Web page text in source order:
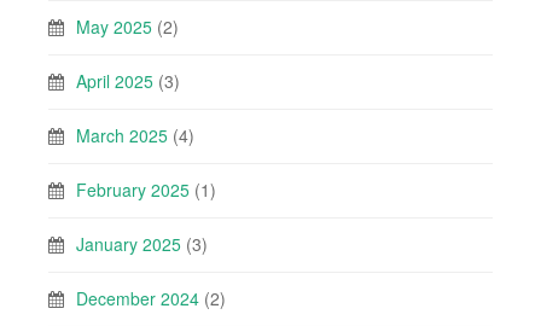
May 2025 (2)
April 2025 (3)
March 2025 (4)
February 2025 (1)
January 2025 (3)
December 2024 (2)